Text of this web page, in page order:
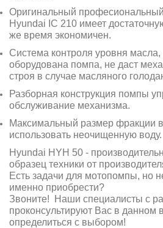
Оригинальный професиональный
Hyundai IC 210 имеет
же время экономичен.
Система контроля уровня масла,
оборудована помпа, не даст
строя в случае масляного
Разборная конструкция помпы
обслуживание механизма.
Максимальный размер фракции
использовать неочищенную воду.
Hyundai HYH 50 -
образец техники от
Есть задачи для мотопомпы, но
именно приобрести?
Звоните! Наши специалисты с
проконсультируют Вас в данном
определиться с выбором!